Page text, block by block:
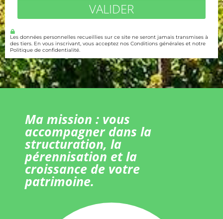
VALIDER
Les données personnelles recueillies sur ce site ne seront jamais transmises à
des tiers. En vous inscrivant, vous acceptez nos Conditions générales et notre
Politique de confidentialité.
Ma mission : vous
accompagner dans la
structuration, la
pérennisation et la
croissance de votre
patrimoine.